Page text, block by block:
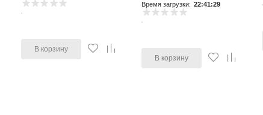
В корзину
Время загрузки: 22:41:29
В корзину